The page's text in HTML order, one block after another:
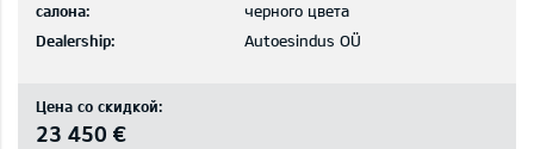
салона:
черного цвета
Dealership:
Autoesindus OÜ
Цена со скидкой:
23 450 €